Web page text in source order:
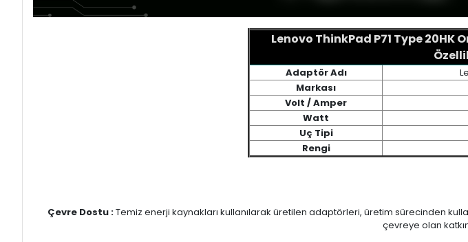
Lenovo ThinkPad P71 Type 20HK
Adaptör Adı
Markası
Volt / Amper
Watt
Uç Tipi
Rengi
Çevre Dostu :Temiz enerji kaynakları kullanılarak üretilen adaptörleri, üretim sürecinden
çevreye olan